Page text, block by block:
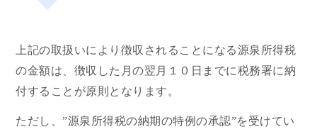
上記の取扱いにより徴収されることになる源泉所得税
の金額は、徴収した月の翌月１０日までに税務署に納
付することが原則となります。
ただし、”源泉所得税の納期の特例の承認”を受けてい